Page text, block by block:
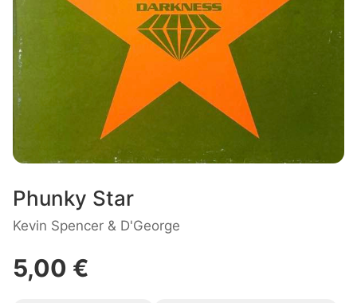
Phunky Star
Kevin Spencer & D'George
5,00 €